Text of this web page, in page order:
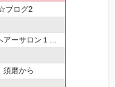
ブログ2
２３公式ブログ
磨から